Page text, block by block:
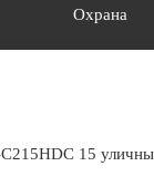
Охрана
15